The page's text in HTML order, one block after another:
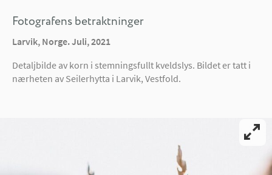
Fotografens betraktninger
Larvik, Norge. Juli, 2021
Detaljbilde av korn i stemningsfullt kveldslys. Bildet er tatt i
nærheten av Seilerhytta i Larvik, Vestfold.